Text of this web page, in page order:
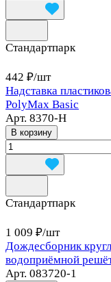
Стандартпарк
442 ₽/шт
Надставка
PolyMax Basic
Арт. 8370-Н
В корзину
Стандартпарк
1 009 ₽/шт
Дождесборник
водоприёмной
Арт. 083720-1